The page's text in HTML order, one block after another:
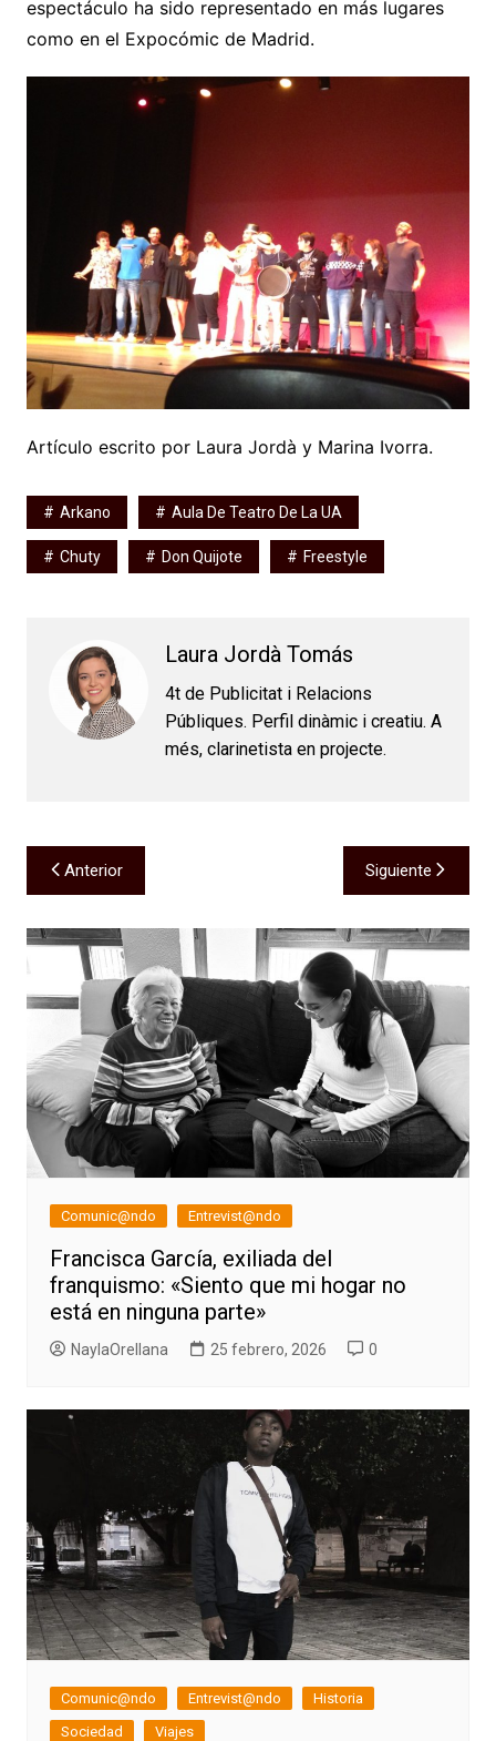
espectáculo ha sido representado en más lugares
como en el Expocómic de Madrid.
Artículo escrito por Laura Jordà y Marina Ivorra.
Arkano Aula De Teatro De La UA
Chuty Don Quijote Freestyle
Laura Jordà Tomás
4t de Publicitat i Relacions
Públiques. Perfil dinàmic i creatiu. A
més, clarinetista en projecte.
Navegación
de
entradas
Anterior Siguiente
Comunic@ndo Entrevist@ndo
Francisca García, exiliada del
franquismo: «Siento que mi hogar no
está en ninguna parte»
NaylaOrellana 25 febrero, 2026 0
Comunic@ndo Entrevist@ndo
Historia
Sociedad
Viajes